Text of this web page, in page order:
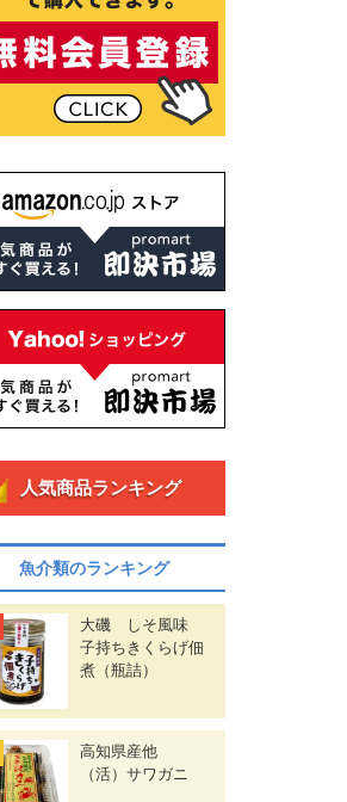
人気商品ランキング
魚介類のランキング
大磯 しそ風味
子持ちきくらげ佃
煮（瓶詰）
高知県産他
（活）サワガニ